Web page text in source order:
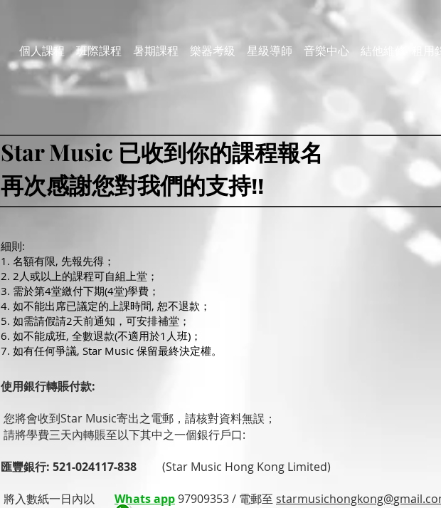
個人課程 班際課程 暑期課程 樂器考級 星級導師 音樂中心 結他維修 租
Star Music 已收到你的課程報名
再次感謝您對我們的支持!!
細則:
1. 名額有限, 先報先得；
2. 2人或以上的課程可自組上堂；
3. 需於第4堂繳付下期(4堂)學費；
4. 如不能出席已議定的上課時間, 恕不退款；
5. 如需請假請2天前通知，可安排補堂；
6. 如不能成班, 全數退款(不適用於1人班)；
7. 如有任何爭議, Star Music 保留最終決定權。
使用銀行轉賬付款:
您將會收到Star Music寄出之電郵，請核對資料無誤；
請將學費三天內轉賬至以下其中之一個銀行戶口:
匯豐銀行: 521-024117-838 (Star Music Hong Kong Limited)
將入數紙一日內以 Whats app97909353 / 電郵至